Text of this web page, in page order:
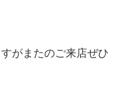
がまたのご来店ぜひ